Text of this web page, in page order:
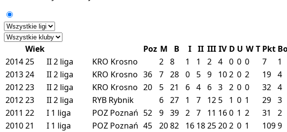
Wiek Poz M B I II III IV D U W T Pkt
201425 II2 liga KRO Krosno 2 8 1 1 2 4 0 0 0 7 1
201324 II2 liga KRO Krosno 36 7 28 0 5 9 102 0 2 19 4
201223 II2 liga KRO Krosno 20 5 21 6 4 6 3 2 0 0 32 4
201223 II2 liga RYB Rybnik 6 27 1 7 12 5 1 0 1 29 3
2011 22 I 1 liga POZ Poznań 52 9 39 2 7 11 160 1 2 31 2
201021 I 1 liga POZ Poznań 45 2082 16 1825202 0 1 1099